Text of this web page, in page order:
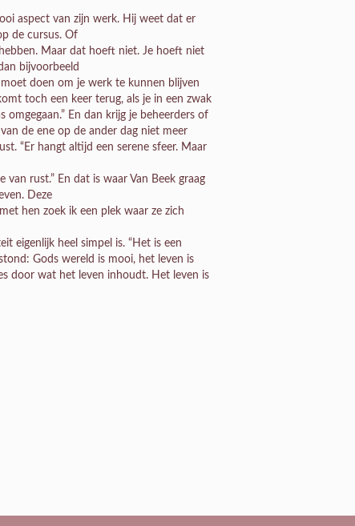
aspect van zijn werk. Hij weet dat er
de cursus. Of
Maar dat hoeft niet. Je hoeft niet
bijvoorbeeld
doen om je werk te kunnen blijven
toch een keer terug, als je in een zwak
En dan krijg je beheerders of
de ene op de ander dag niet meer
“Er hangt altijd een serene sfeer. Maar
rust.” En dat is waar Van Beek graag
Deze
hen zoek ik een plek waar ze zich
eigenlijk heel simpel is. “Het is een
Gods wereld is mooi, het leven is
door wat het leven inhoudt. Het leven is